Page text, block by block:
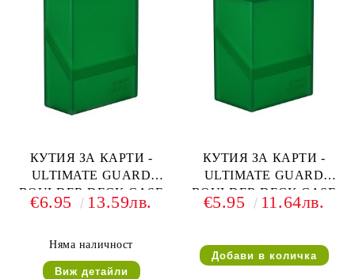
КУТИЯ ЗА КАРТИ -
ULTIMATE GUARD
BOULDER DECK CASE
(за LCG, TCG и др) 40+ -
€6.95 13.59лв.
Няма наличност
Виж детайли
КУТИЯ ЗА КАРТИ -
ULTIMATE GUARD
BOULDER DECK CASE
(за LCG, TCG и др) 60+ -
€5.95 11.64лв.